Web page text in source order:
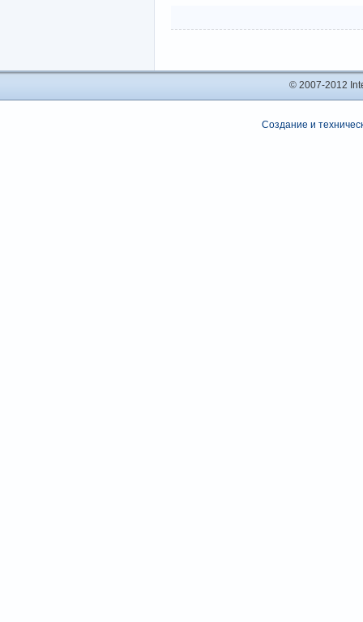
© 2007-2012
Создание и